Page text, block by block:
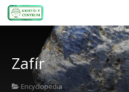
Encyclopedia
Mineral Power
Zafír
Encyclopedia